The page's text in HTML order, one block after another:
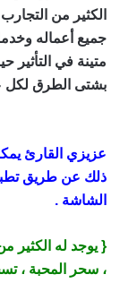
الكثير من
جميع أعماله
متينة في التأثير
بشتى الطرق لكل
عزيزي القارئ
ذلك عن طريق
الشاشة .
{ يوجد له الكثير
، سحر المحبة ،